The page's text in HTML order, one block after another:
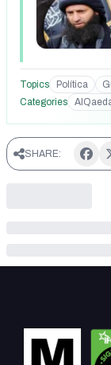
Topics Política
Categories
SHARE: